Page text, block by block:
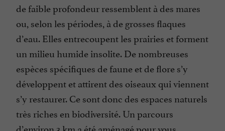
de faible profondeur ressemblent à des mares
ou, selon les périodes, à de grosses flaques
d’eau. Elles entrecoupent les prairies et forment
un milieu humide insolite. De nombreuses
espèces spécifiques de faune et de flore s’y
développent et attirent des oiseaux qui viennent
s’y restaurer. Ce sont donc des espaces naturels
très riches en biodiversité. Un parcours
d’environ 3 km a été aménagé pour vous